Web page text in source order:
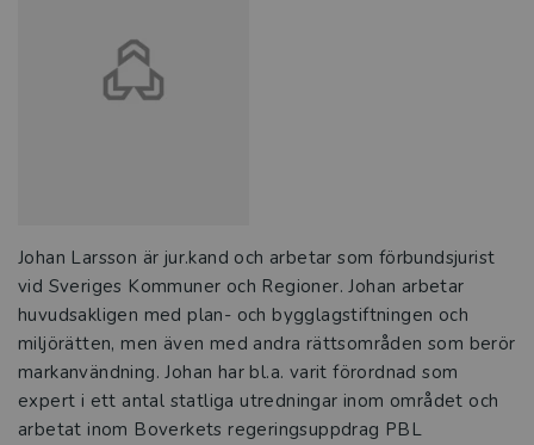
Johan Larsson är jur.kand och arbetar som förbundsjurist
vid Sveriges Kommuner och Regioner. Johan arbetar
huvudsakligen med plan- och bygglagstiftningen och
miljörätten, men även med andra rättsområden som berör
markanvändning. Johan har bl.a. varit förordnad som
expert i ett antal statliga utredningar inom området och
arbetat inom Boverkets regeringsuppdrag PBL